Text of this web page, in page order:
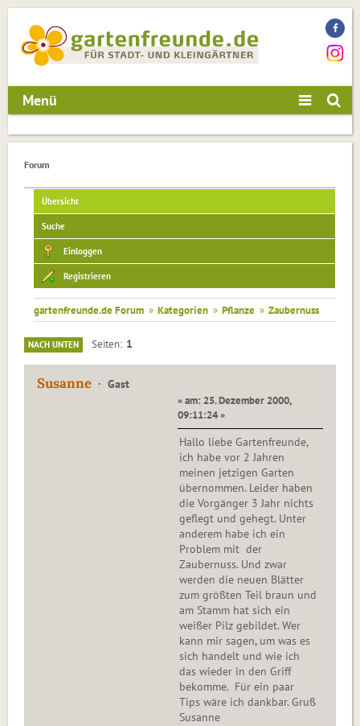
Menü
Forum
Übersicht
Suche
Einloggen
Registrieren
gartenfreunde.de Forum » Kategorien » Pflanze » Zaubernuss
NACH UNTEN Seiten 1
Susanne Gast
« am: 25. Dezember 2000,
09:11:24 »
Hallo liebe Gartenfreunde,
ich habe vor 2 Jahren
meinen jetzigen Garten
übernommen. Leider haben
die Vorgänger 3 Jahr nichts
geflegt und gehegt. Unter
anderem habe ich ein
Problem mit der
Zaubernuss. Und zwar
werden die neuen Blätter
zum größten Teil braun und
am Stamm hat sich ein
weißer Pilz gebildet. Wer
kann mir sagen, um was es
sich handelt und wie ich
das wieder in den Griff
bekomme. Für ein paar
Tips wäre ich dankbar. Gruß
Susanne